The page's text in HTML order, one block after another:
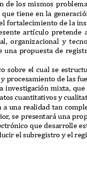
n de los mismos
que tiene en la generació
fortalecimiento de la
artículo pretende
,organizacional y
una propuesta de
sobre el cual se
procesamiento de lasf
investigación mixta, que
cuantitativos y
una realidad tan
r,se presentaráuna
ónicoque desarrolle
el subregistro y el